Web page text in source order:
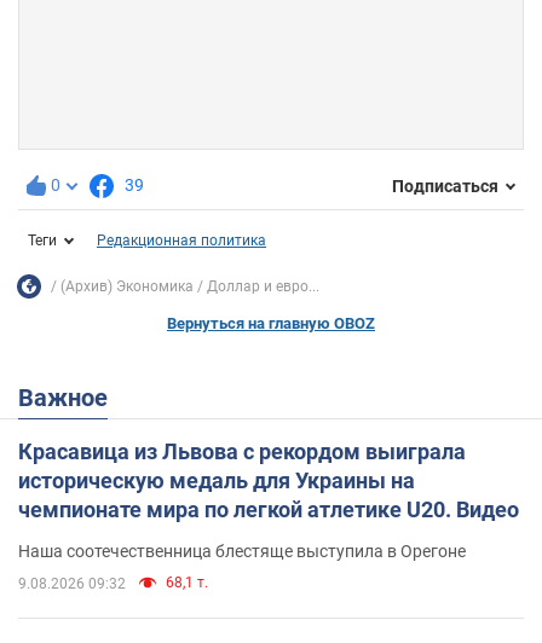
0 39 Подписаться
Теги Редакционная политика
(Архив) Экономика Доллар и евро...
Вернуться на главную OBOZ
Важное
Красавица из Львова с рекордом выиграла
историческую медаль для Украины на
чемпионате мира по легкой атлетике U20. Видео
Наша соотечественница блестяще выступила в Орегоне
9.08.2026 09:32 68,1 т.